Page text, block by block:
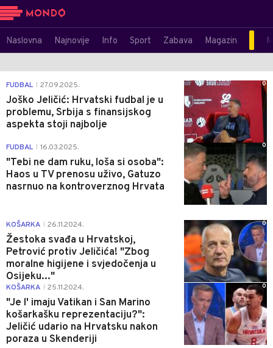
Naslovna Najnovije Info Sport Zabava Magazin
FUDBAL 27.09.2025.
Joško Jeličić: Hrvatski fudbal je u
problemu, Srbija s finansijskog
aspekta stoji najbolje
0
FUDBAL 16.03.2025.
"Tebi ne dam ruku, loša si osoba":
Haos u TV prenosu uživo, Gatuzo
nasrnuo na kontroverznog Hrvata
0
KOŠARKA 26.11.2024.
Žestoka svađa u Hrvatskoj,
Petrović protiv Jeličića! "Zbog
moralne higijene i svjedočenja u
Osijeku..."
0
KOŠARKA 25.11.2024.
"Je l' imaju Vatikan i San Marino
košarkašku reprezentaciju?":
Jeličić udario na Hrvatsku nakon
poraza u Skenderiji
0